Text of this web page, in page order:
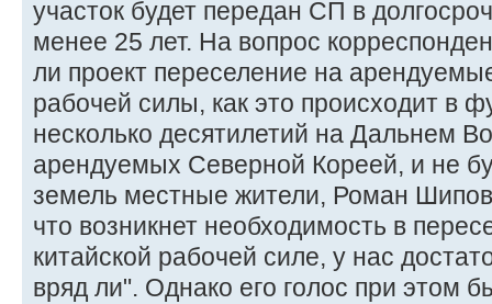
участок будет передан СП в
менее 25 лет. На вопрос
ли проект переселение на
рабочей силы, как это происходит в
несколько десятилетий на Дальнем
арендуемых Северной Кореей, и не
земель местные жители, Роман
что возникнет необходимость в
китайской рабочей силе, у нас
вряд ли". Однако его голос при этом